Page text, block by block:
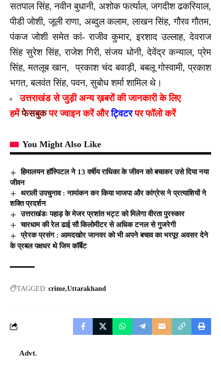
सतपाल सिंह, नवीन बुधानी, अशोक फर्त्याल, जगदीश ढकरियाल,
पीडी जोशी, जूली राणा, अब्दुल कलाम, लाखन सिंह, गौरव गौतम,
पंकज जोशी समेत कां- राजीव कुमार, इरशाद उल्लाह, देवराज
सिंह सुरेश सिंह, राजेश गिरी, संजय धोनी, देवेंद्र कन्याल, प्रेम
सिंह, मतलूब खान, प्रकाश चंद बवाड़ी, बबलू गोस्वामी, प्रकाश
भगत, बलवंत सिंह, पवन, सुबोध शर्मा शामिल थे।
उत्तराखंड से जुड़ी अन्य ख़बरों की जानकारी के लिए
हमेंफेसबुकपर ज्वाइन करें औरट्विटर पर फॉलो करें
You Might Also Like
हिमालयन हाॅस्पिटल ने 13 वर्षीय राधिका के जीवन को बचाकर उसे दिया नया
जीवन
थराली उपचुनाव : नामांकन कर किया भाजपा और कांग्रेस ने प्रत्याशियों ने
शक्ति प्रदर्शन
उत्तराखंडः पहाड़ के मेजर प्रशांत भट्ट को मिलेगा वीरता पुरस्कार
चारधाम की रेल ढाई सौ किलोमीटर से अधिक टनल से गुजरेगी
प्रेरक प्रसंग : आमदखोर जानवर को भी अपने बचाव का भरपूर अवसर देने
के प्रबल पक्षधर थे जिम कॉर्बेट
TAGGED: crime Uttarakhand
Advt.